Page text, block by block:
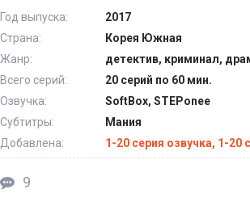
Год выпуска:
2017
Страна:
Корея Южная
Жанр:
детектив, криминал,
Всего серий:
20 серий по 60 мин.
Озвучка:
SoftBox, STEPonee
Субтитры:
Мания
Добавлена:
1-20 серия озвучка, 1-20
9